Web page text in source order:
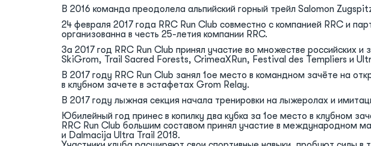
В 2016 команда преодолела альпийский горный трейл Salomon
24 февраля 2017 года RRC Run Club совместно с компанией RRC и
организованна в честь 25-летия компании RRC.
За 2017 год RRC Run Club принял участие во множестве российских
SkiGrom, Trail Sacred Forests, CrimeaXRun, Festival des Templiers и
В 2017 году RRC Run Club занял 1ое место в командном зачёте на
в клубном зачете в эстафетах Grom Relay.
В 2017 году лыжная секция начала тренировки на лыжеролах и
Юбилейный год принес в копилку два кубка за 1ое место в клубном
RRC Run Club большим составом принял участие в международном
и Dalmacija Ultra Trail 2018.